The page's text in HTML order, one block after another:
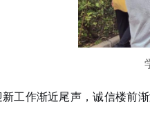
新工作渐近尾声，诚信楼前